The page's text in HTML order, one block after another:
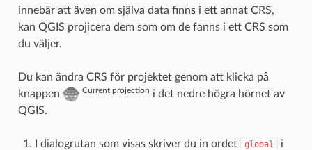
innebär att även om själva data finns i ett annat CRS,
kan QGIS projicera dem som om de fanns i ett CRS som
du väljer.
Du kan ändra CRS för projektet genom att klicka på
knappen
Current projection i det nedre högra hörnet av
QGIS.
I dialogrutan som visas skriver du in ordet global
i